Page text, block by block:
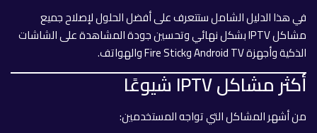
في هذا الدليل الشامل ستتعرف على أفضل الحلول لإصلاح جميع
مشاكل IPTV بشكل نهائي وتحسين جودة المشاهدة على الشاشات
الذكية وأجهزة Android TV وFire Stick والهواتف.
أكثر مشاكل IPTV شيوعًا
من أشهر المشاكل التي تواجه المستخدمين: